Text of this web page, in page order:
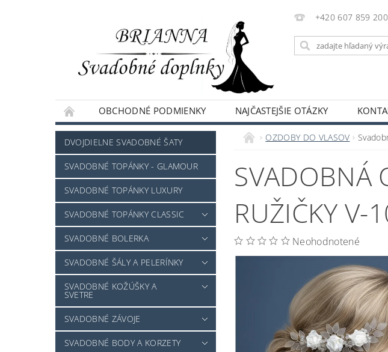
+420 607 859 200
OBCHODNÉ PODMIENKY NAJČASTEJŠIE OTÁZKY
NAPÍŠTE NÁM
DVOJDIELNE SVADOBNÉ ŠATY
SVADOBNÉ TOPÁNKY - GLAMOUR
SVADOBNÉ TOPÁNKY LUXURY
SVADOBNÉ TOPÁNKY CLASSIC
SVADOBNÉ BOLERKA
SVADOBNÉ ŠÁLY A PELERÍNKY
SVADOBNÉ KOŽÚŠKY A
SVETRE
SVADOBNÉ ZÁVOJE
SVADOBNÉ BODY A KORZETY
OZDOBY DO VLASOV
SVADOBNÁ
RUŽIČKY V-
Neohodnotené